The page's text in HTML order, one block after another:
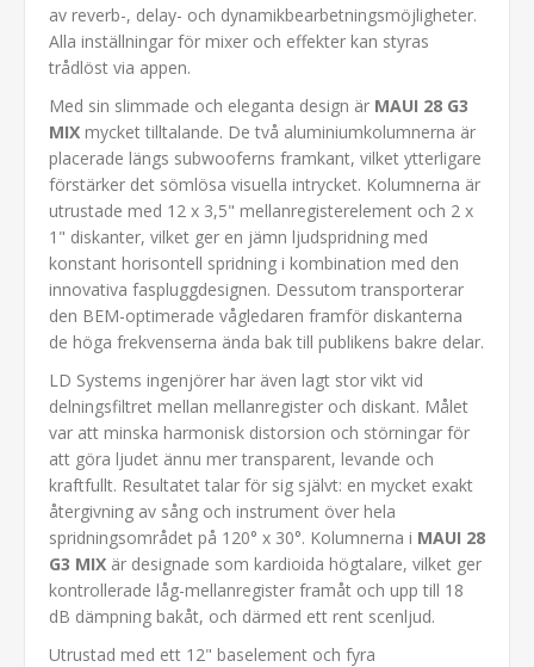
av reverb-, delay- och dynamikbearbetningsmöjligheter.
Alla inställningar för mixer och effekter kan styras
trådlöst via appen.
Med sin slimmade och eleganta design är MAUI 28 G3
MIX mycket tilltalande. De två aluminiumkolumnerna är
placerade längs subwooferns framkant, vilket ytterligare
förstärker det sömlösa visuella intrycket. Kolumnerna är
utrustade med 12 x 3,5" mellanregisterelement och 2 x
1" diskanter, vilket ger en jämn ljudspridning med
konstant horisontell spridning i kombination med den
innovativa faspluggdesignen. Dessutom transporterar
den BEM-optimerade vågledaren framför diskanterna
de höga frekvenserna ända bak till publikens bakre delar.
LD Systems ingenjörer har även lagt stor vikt vid
delningsfiltret mellan mellanregister och diskant. Målet
var att minska harmonisk distorsion och störningar för
att göra ljudet ännu mer transparent, levande och
kraftfullt. Resultatet talar för sig självt: en mycket exakt
återgivning av sång och instrument över hela
spridningsområdet på 120° x 30°. Kolumnerna i MAUI 28
G3 MIX är designade som kardioida högtalare, vilket ger
kontrollerade låg-mellanregister framåt och upp till 18
dB dämpning bakåt, och därmed ett rent scenljud.
Utrustad med ett 12" baselement och fyra